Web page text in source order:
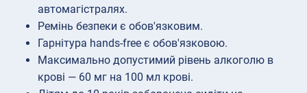
автомагістралях.
Ремінь безпеки є обов'язковим.
Гарнітура hands-free є обов'язковою.
Максимально допустимий рівень алкоголю в
крові — 60 мг на 100 мл крові.